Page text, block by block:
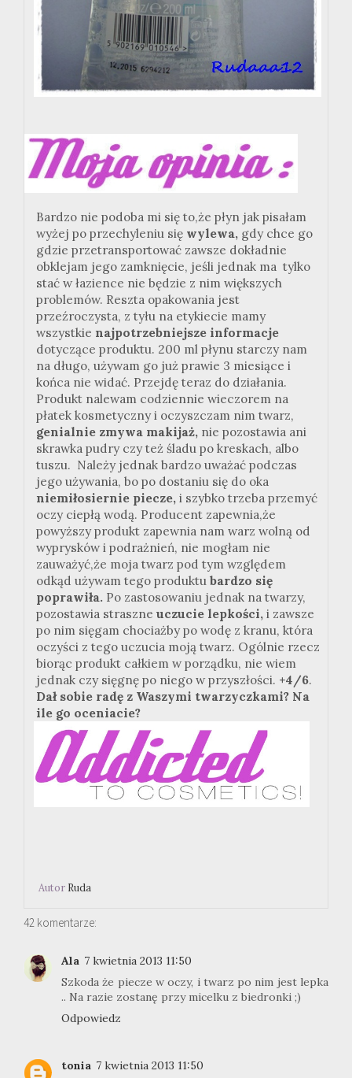
Bardzo nie podoba mi się to,że płyn jak pisałam
wyżej po przechyleniu się wylewa, gdy chce go
gdzie przetransportować zawsze dokładnie
obklejam jego zamknięcie, jeśli jednak ma tylko
stać w łazience nie będzie z nim większych
problemów. Reszta opakowania jest
przeźroczysta, z tyłu na etykiecie mamy
wszystkie najpotrzebniejsze informacje
dotyczące produktu. 200 ml płynu starczy nam
na długo, używam go już prawie 3 miesiące i
końca nie widać. Przejdę teraz do działania.
Produkt nalewam codziennie wieczorem na
płatek kosmetyczny i oczyszczam nim twarz,
genialnie zmywa makijaż, nie pozostawia ani
skrawka pudry czy też śladu po kreskach, albo
tuszu. Należy jednak bardzo uważać podczas
jego używania, bo po dostaniu się do oka
niemiłosiernie piecze, i szybko trzeba przemyć
oczy ciepłą wodą. Producent zapewnia,że
powyższy produkt zapewnia nam warz wolną od
wyprysków i podrażnień, nie mogłam nie
zauważyć,że moja twarz pod tym względem
odkąd używam tego produktu bardzo się
poprawiła. Po zastosowaniu jednak na twarzy,
pozostawia straszne uczucie lepkości, i zawsze
po nim sięgam chociażby po wodę z kranu, która
oczyści z tego uczucia moją twarz. Ogólnie rzecz
biorąc produkt całkiem w porządku, nie wiem
jednak czy sięgnę po niego w przyszłości. +4/6.
Dał sobie radę z Waszymi twarzyczkami? Na
ile go oceniacie?
Autor Ruda
42 komentarze:
Ala 7 kwietnia 2013 11:50
Szkoda że piecze w oczy, i twarz po nim jest lepka
.. Na razie zostanę przy micelku z biedronki ;)
Odpowiedz
tonia 7 kwietnia 2013 11:50